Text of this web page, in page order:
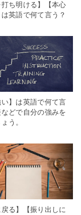
打ち明ける】【本心
英語で何て言う？
い】は英語で何て言
どで自分の強みを
う。
戻る】【振り出しに